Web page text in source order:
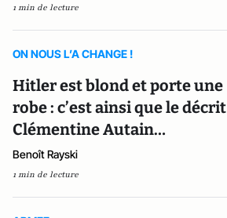
1 min de lecture
ON NOUS L’A CHANGE !
Hitler est blond et porte une
robe : c’est ainsi que le décrit
Clémentine Autain…
Benoît Rayski
1 min de lecture